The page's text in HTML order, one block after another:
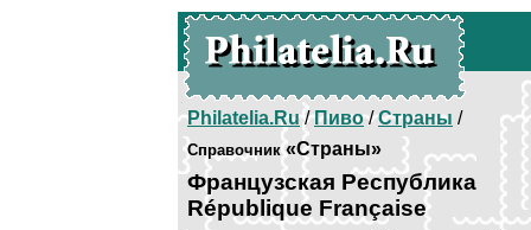
Philatelia.Ru/Пиво/Страны /
Справочник«Страны»
Французская Республика
République Française